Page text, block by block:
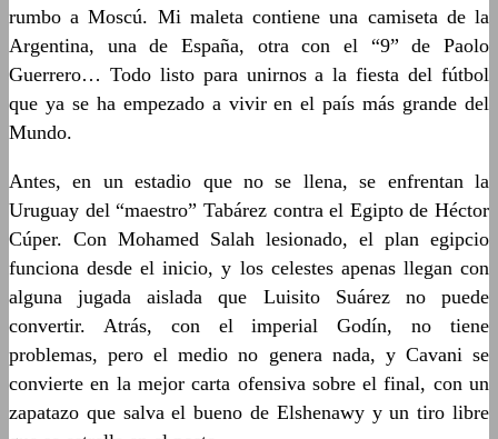
rumbo a Moscú. Mi maleta contiene una camiseta de la
Argentina, una de España, otra con el “9” de Paolo
Guerrero… Todo listo para unirnos a la fiesta del fútbol
que ya se ha empezado a vivir en el país más grande del
Mundo.
Antes, en un estadio que no se llena, se enfrentan la
Uruguay del “maestro” Tabárez contra el Egipto de Héctor
Cúper. Con Mohamed Salah lesionado, el plan egipcio
funciona desde el inicio, y los celestes apenas llegan con
alguna jugada aislada que Luisito Suárez no puede
convertir. Atrás, con el imperial Godín, no tiene
problemas, pero el medio no genera nada, y Cavani se
convierte en la mejor carta ofensiva sobre el final, con un
zapatazo que salva el bueno de Elshenawy y un tiro libre